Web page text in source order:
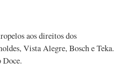
aos direitos dos
Vista Alegre, Bosch e Teka.
Doce.